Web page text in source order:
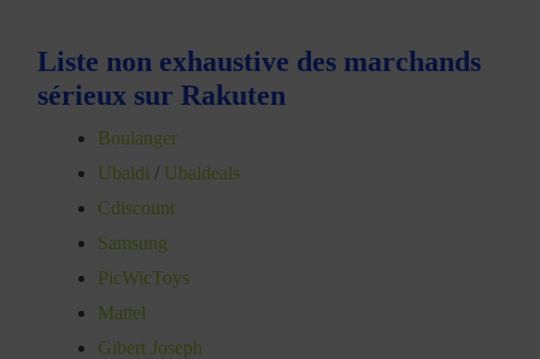
Liste non exhaustive des marchands
sérieux sur Rakuten
Boulanger
Ubaldi / Ubaldeals
Cdiscount
Samsung
PicWicToys
Mattel
Gibert Joseph